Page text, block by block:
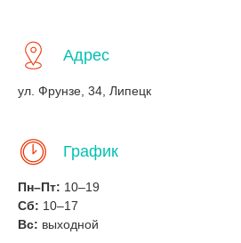
Адрес
ул. Фрунзе, 34, Липецк
График
Пн–Пт: 10–19
Сб: 10–17
Вс: выходной